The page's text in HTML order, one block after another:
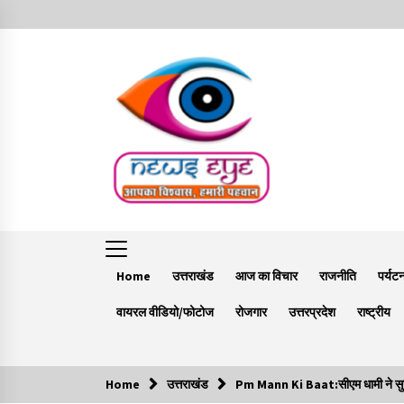
to
Home उत्तराखंड आज का विचार राजनीति
वायरल वीडियो/फोटोज रोजगार उत्तरप्रदेश राष्ट्रीय
Trending Now
Home उत्तराखंड Pm Mann Ki Baat:सीएम धामी ने